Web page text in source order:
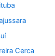
Cerca